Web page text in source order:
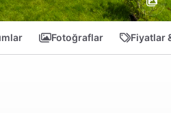
Fotoğraflar Fiyatlar